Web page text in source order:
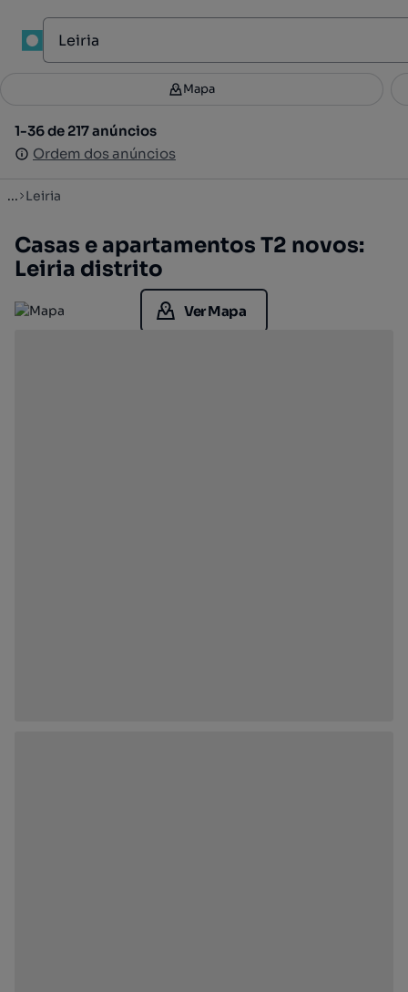
Filtros 3
1-36 de 217 anúncios
Ordem dos anúncios
Mapa
1-36 de 217 anúncios
Ordem dos anúncios
... Leiria
Casas e apartamentos T2 novos:
Leiria distrito
Ver Mapa